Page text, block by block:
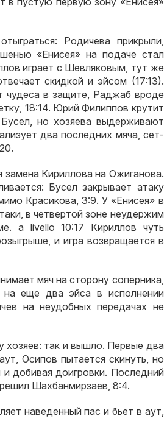
: Родичева прикрыли,
«Енисея» на подаче стал
играет с Шевляковым, тут же
скидкой и эйсом (17:13).
чудеса в защите, Раджаб вроде
, 18:14. Юрий Филиппов крутит
, но хозяева выдерживают
два последних мяча, сет-
замена Кириллова на Ожиганова.
: Бусел закрывает атаку
Красикова, 3:9.У «Енисея» в
,в четвертой зоне неудержим
. a livello 10:17 Кириллов чуть
,и игра возвращается в
мяч на сторону соперника,
на еще два эйса в исполнении
на неудобных передачах не
хозяев: так и вышло. Первые два
, Осипов пытается скинуть, но
добивая доигровки. Последний
Шахбанмирзаев, 8:4.
наведенный пас и бьет в аут,